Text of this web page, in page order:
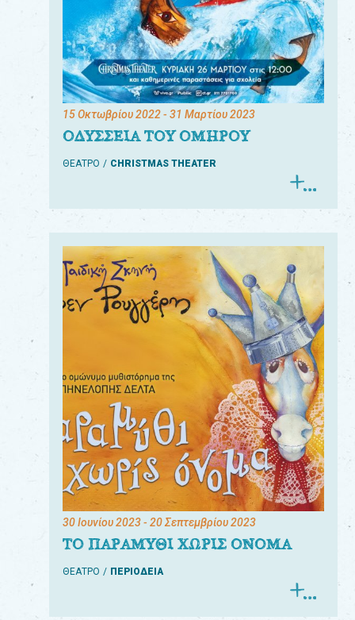
15 Οκτωβρίου 2022- 31 Μαρτίου 2023
ΟΔΥΣΣΕΙΑ ΤΟΥ ΟΜΗΡΟΥ
ΘΕΑΤΡΟ CHRISTMAS THEATER
30 Ιουνίου 2023- 20 Σεπτεμβρίου 2023
ΤΟ ΠΑΡΑΜΥΘΙ ΧΩΡΙΣ ΟΝΟΜΑ
ΘΕΑΤΡΟ ΠΕΡΙΟΔΕΙΑ